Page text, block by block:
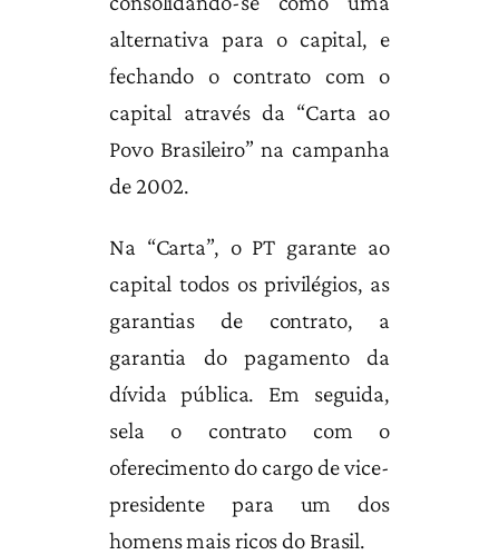
alternativa para o capital, e
fechando o contrato com o
capital através da “Carta ao
Povo Brasileiro” na campanha
de 2002.
Na “Carta”, o PT garante ao
capital todos os privilégios, as
garantias de contrato, a
garantia do pagamento da
dívida pública. Em seguida,
sela o contrato com o
oferecimento do cargo de vice-
presidente para um dos
homens mais ricos do Brasil.